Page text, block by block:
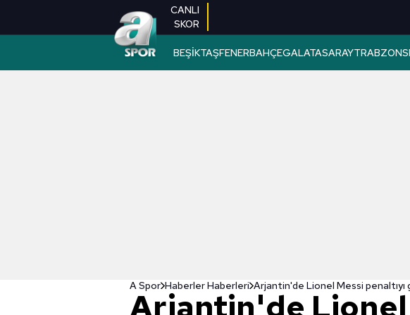
CANLI
SKOR
BEŞİKTAŞFENERBAHÇEGALATASARAY
A Spor Haberler Haberleri Arjantin'de Lionel Messi penaltıyı
Arjantin'de Lionel